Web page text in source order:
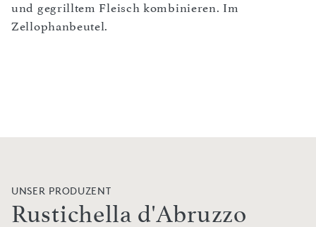
und gegrilltem Fleisch kombinieren. Im
Zellophanbeutel.
UNSER PRODUZENT
Rustichella d'Abruzzo